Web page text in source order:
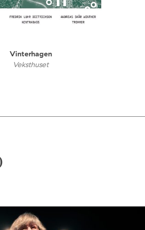
Vinterhagen
Veksthuset